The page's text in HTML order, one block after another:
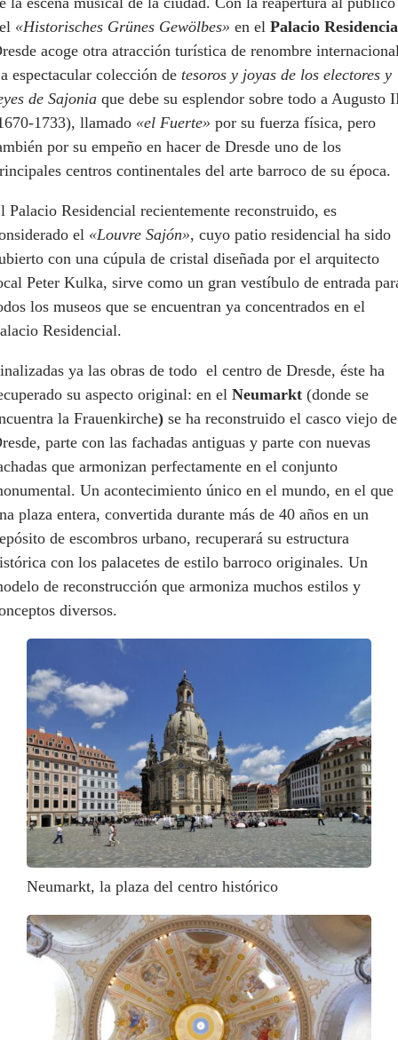
«Historisches Grünes Gewölbes» en el Palacio
acoge otra atracción turística de renombre
espectacular colección de tesoros y joyas de los electores y
de Sajonia que debe su esplendor sobre todo a Augusto
1733), llamado «el Fuerte» por su fuerza física, pero
por su empeño en hacer de Dresde uno de los
centros continentales del arte barroco de su época.
Palacio Residencial recientemente reconstruido, es
el «Louvre Sajón», cuyo patio residencial ha sido
con una cúpula de cristal diseñada por el arquitecto
Peter Kulka, sirve como un gran vestíbulo de entrada
los museos que se encuentran ya concentrados en el
Residencial.
ya las obras de todo el centro de Dresde, éste ha
su aspecto original: en el Neumarkt (donde se
la Frauenkirche) se ha reconstruido el casco viejo de
parte con las fachadas antiguas y parte con nuevas
que armonizan perfectamente en el conjunto
Un acontecimiento único en el mundo, en el que
plaza entera, convertida durante más de 40 años en un
de escombros urbano, recuperará su estructura
con los palacetes de estilo barroco originales. Un
de reconstrucción que armoniza muchos estilos y
diversos.
Neumarkt, la plaza del centro histórico